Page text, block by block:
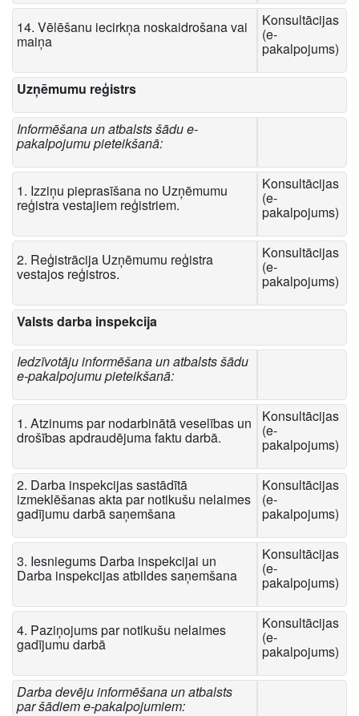
14. Vēlēšanu iecirkņa noskaidrošana vai
maiņa
Konsultācijas
(e-
pakalpojums)
Uzņēmumu reģistrs
Informēšana un atbalsts šādu e-
pakalpojumu pieteikšanā:
1. Izziņu pieprasīšana no Uzņēmumu
reģistra vestajiem reģistriem.
Konsultācijas
(e-
pakalpojums)
2. Reģistrācija Uzņēmumu reģistra
vestajos reģistros.
Konsultācijas
(e-
pakalpojums)
Valsts darba inspekcija
Iedzīvotāju informēšana un atbalsts šādu
e-pakalpojumu pieteikšanā:
1. Atzinums par nodarbinātā veselības un
drošības apdraudējuma faktu darbā.
Konsultācijas
(e-
pakalpojums)
2. Darba inspekcijas sastādītā
izmeklēšanas akta par notikušu nelaimes
gadījumu darbā saņemšana
Konsultācijas
(e-
pakalpojums)
3. Iesniegums Darba inspekcijai un
Darba inspekcijas atbildes saņemšana
Konsultācijas
(e-
pakalpojums)
4. Paziņojums par notikušu nelaimes
gadījumu darbā
Konsultācijas
(e-
pakalpojums)
Darba devēju informēšana un atbalsts
par šādiem e-pakalpojumiem: